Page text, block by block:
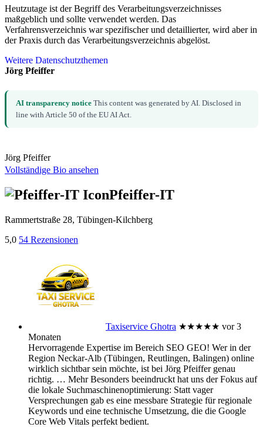
Heutzutage ist der Begriff des Verarbeitungsverzeichnisses
maßgeblich und sollte verwendet werden. Das
Verfahrensverzeichnis war spezifischer und detaillierter, wird aber in
der Praxis durch das Verarbeitungsverzeichnis abgelöst.
Weitere Datenschutzthemen
Jörg Pfeiffer
AI transparency notice This content was generated by AI. Disclosed in
line with Article 50 of the EU AI Act.
Jörg Pfeiffer
Vollständige Bio ansehen
Pfeiffer-IT
Rammertstraße 28, Tübingen-Kilchberg
5,0 54 Rezensionen
Taxiservice Ghotra ★★★★★ vor 3
Monaten
Hervorragende Expertise im Bereich SEO GEO! Wer in der
Region Neckar-Alb (Tübingen, Reutlingen, Balingen) online
wirklich sichtbar sein möchte, ist bei Jörg Pfeiffer genau
richtig. … MehrBesonders beeindruckt hat uns der Fokus auf
die lokale Suchmaschinenoptimierung: Statt vager
Versprechungen gab es eine messbare Strategie für regionale
Keywords und eine technische Umsetzung, die die Google
Core Web Vitals perfekt bedient.